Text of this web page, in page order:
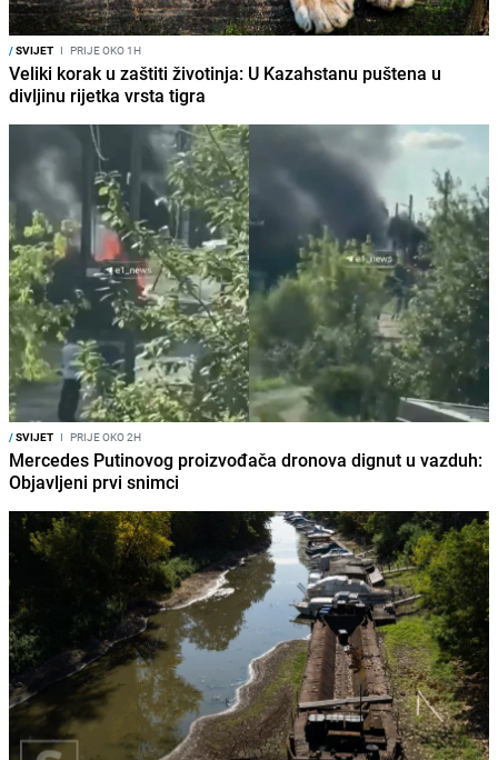
/SVIJET I PRIJE OKO 1H
Veliki korak u zaštiti životinja: U Kazahstanu puštena u
divljinu rijetka vrsta tigra
/SVIJET I PRIJE OKO 2H
Mercedes Putinovog proizvođača dronova dignut u vazduh:
Objavljeni prvi snimci